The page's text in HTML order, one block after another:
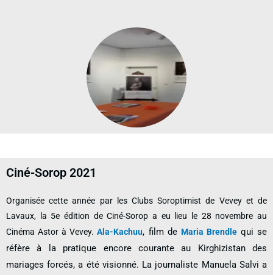
Ciné-Sorop 2021
Organisée cette année par les Clubs Soroptimist de Vevey et de
Lavaux, la 5e édition de Ciné-Sorop a eu lieu le 28 novembre au
Cinéma Astor à Vevey.Ala-Kachuu, film de Maria Brendlequi se
réfère à la pratique encore courante au Kirghizistan des
mariages forcés, a été visionné. La journaliste Manuela Salvi a